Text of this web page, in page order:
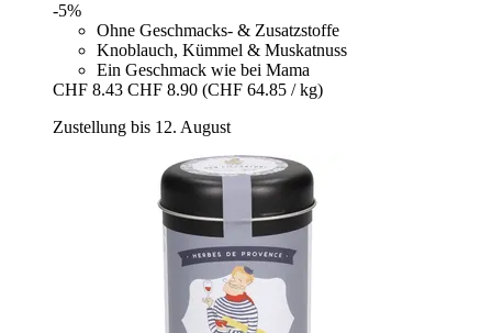
-5%
Ohne Geschmacks- & Zusatzstoffe
Knoblauch, Kümmel & Muskatnuss
Ein Geschmack wie bei Mama
CHF 8.43 CHF 8.90 (CHF 64.85 / kg)
Zustellung bis 12. August